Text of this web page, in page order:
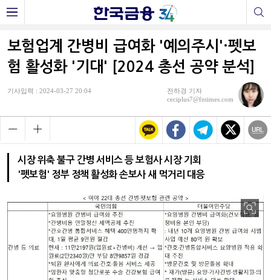
보험업계 간병비 급여화 '예의주시'·펫보
험 활성화 '기대' [2024 총선 공약 분석]
기사입력 : 2024-03-27 20:04
전하경 기자
ceciplus7@fntimes.com
시장 위축 불구 간병 서비스 등 보험사 시장 기회
'펫보험' 정부 정책 활성화 손보사 새 먹거리 대응